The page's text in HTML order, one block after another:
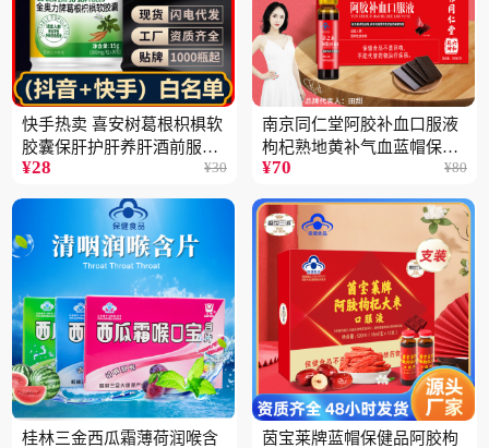
快手热卖 喜安树葛根枳椇软
胶囊保肝护肝养肝酒前服用
保健品批发2瓶
¥28 ¥30
南京同仁堂阿胶补血口服液
枸杞熟地黄补气血蓝帽保健
品100ML
¥70 ¥80
桂林三金西瓜霜薄荷润喉含
茵宝莱牌蓝帽保健品阿胶枸